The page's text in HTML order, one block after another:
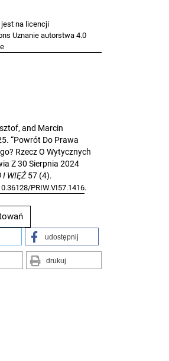
na licencji
Uznanie autorstwa 4.0
and Marcin
“Powrót Do Prawa
Rzecz O Wytycznych
Z 30 Sierpnia 2024
I WIĘŹ57 (4).
PRIW.VI57.1416.
udostępnij
drukuj